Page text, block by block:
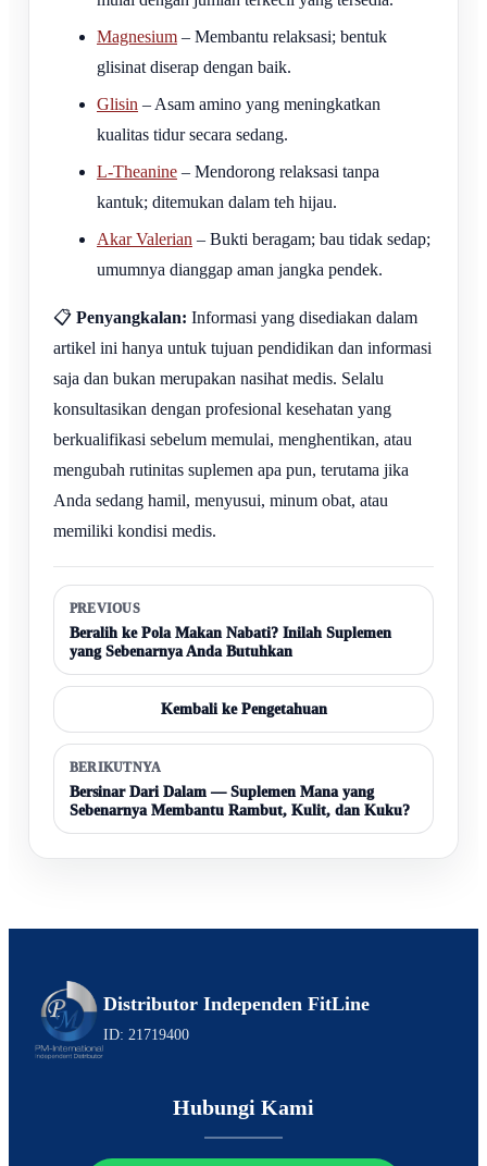
Magnesium – Membantu relaksasi; bentuk
glisinat diserap dengan baik.
Glisin – Asam amino yang meningkatkan
kualitas tidur secara sedang.
L-Theanine – Mendorong relaksasi tanpa
kantuk; ditemukan dalam teh hijau.
Akar Valerian – Bukti beragam; bau tidak sedap;
umumnya dianggap aman jangka pendek.
📋 Penyangkalan: Informasi yang disediakan dalam
artikel ini hanya untuk tujuan pendidikan dan informasi
saja dan bukan merupakan nasihat medis. Selalu
konsultasikan dengan profesional kesehatan yang
berkualifikasi sebelum memulai, menghentikan, atau
mengubah rutinitas suplemen apa pun, terutama jika
Anda sedang hamil, menyusui, minum obat, atau
memiliki kondisi medis.
PREVIOUS
Beralih ke Pola Makan Nabati? Inilah Suplemen
yang Sebenarnya Anda Butuhkan
Kembali ke Pengetahuan
BERIKUTNYA
Bersinar Dari Dalam — Suplemen Mana yang
Sebenarnya Membantu Rambut, Kulit, dan Kuku?
Distributor Independen FitLine
ID: 21719400
Hubungi Kami